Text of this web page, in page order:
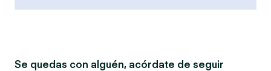
Se quedas con alguén, acórdate de seguir